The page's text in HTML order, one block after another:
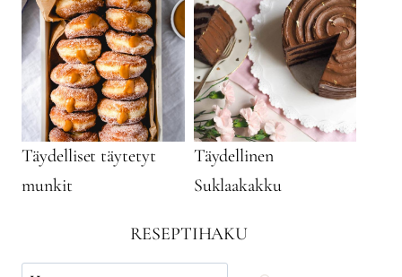
Täydelliset täytetyt
munkit
Täydellinen
Suklaakakku
RESEPTIHAKU
Käytä